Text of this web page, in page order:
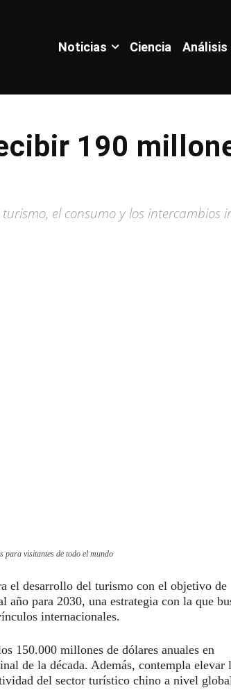
Noticias Ciencia Análisis
190
el consumo y los intercambios
para visitantes de todo el mundo
el desarrollo del turismo con el objetivo de
para 2030, una estrategia con la que
internacionales.
150.000 millones de dólares anuales en
de la década. Además, contempla elevar
del sector turístico chino a nivel